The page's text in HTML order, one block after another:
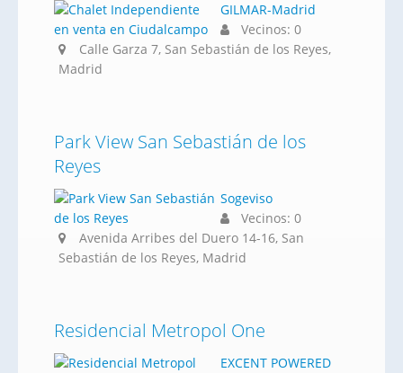
GILMAR-Madrid
Vecinos: 0
Calle Garza 7, San Sebastián de los Reyes,
Madrid
Park View San Sebastián de los
Reyes
Sogeviso
Vecinos: 0
Avenida Arribes del Duero 14-16, San
Sebastián de los Reyes, Madrid
Residencial Metropol One
EXCENT POWERED